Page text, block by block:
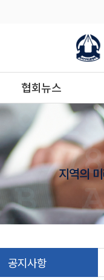
협회뉴스
지역의
공지사항